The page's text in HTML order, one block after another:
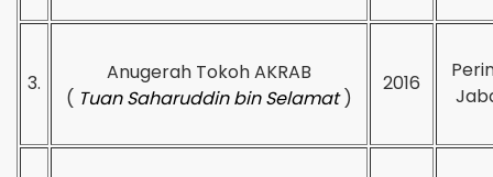
3.
Anugerah Tokoh AKRAB
( Tuan Saharuddin bin Selamat )
2016